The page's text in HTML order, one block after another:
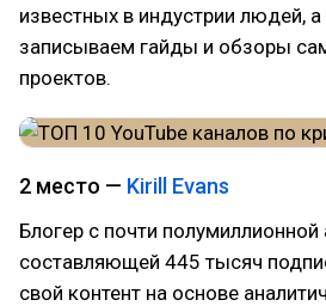
известных в индустрии людей,
записываем гайды и обзоры
проектов.
2 место — Kirill Evans
Блогер с почти полумиллионной
составляющей 445 тысяч
свой контент на основе